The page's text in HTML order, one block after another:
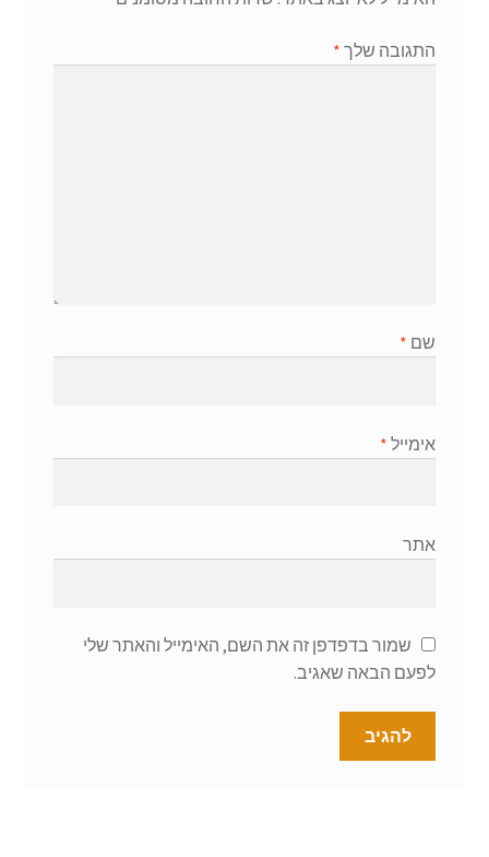
התגובה שלך *
שם *
אימייל *
אתר
שמור בדפדפן זה את השם, האימייל והאתר שלי
לפעם הבאה שאגיב.